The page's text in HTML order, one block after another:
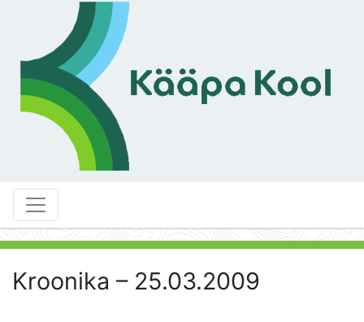
Kroonika – 25.03.2009